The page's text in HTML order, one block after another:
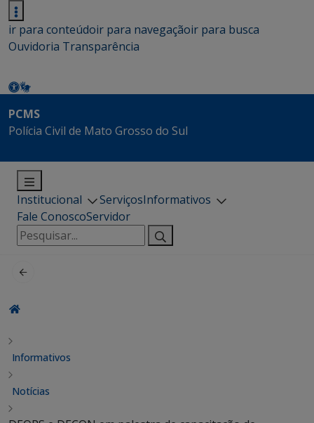
ir para conteúdoir para navegaçãoir para busca
Ouvidoria Transparência
PCMS
Polícia Civil de Mato Grosso do Sul
Institucional ServiçosInformativos
Fale ConoscoServidor
Pesquisar
por:
Informativos
Notícias